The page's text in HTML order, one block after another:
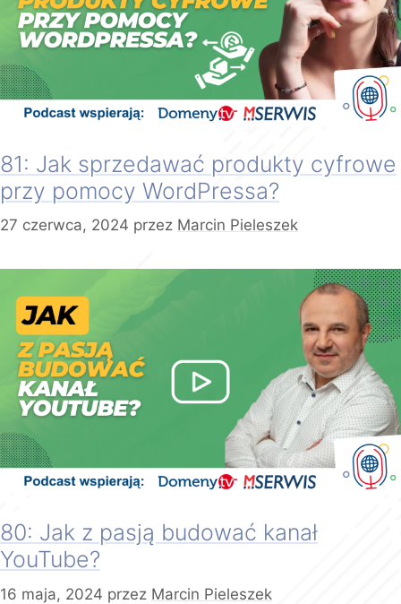
81: Jak sprzedawać produkty cyfrowe
przy pomocy WordPressa?
27 czerwca, 2024 przez Marcin Pieleszek
80: Jak z pasją budować kanał
YouTube?
16 maja, 2024 przez Marcin Pieleszek